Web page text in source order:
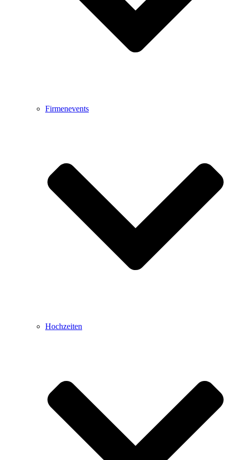
Firmenevents
Hochzeiten